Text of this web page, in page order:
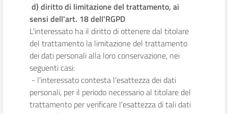
d) diritto di limitazione del trattamento, ai
sensi dell'art. 18 dell'RGPD
L'interessato ha il diritto di ottenere dal titolare
del trattamento la limitazione del trattamento
dei dati personali alla loro conservazione, nei
seguenti casi:
- l'interessato contesta l'esattezza dei dati
personali, per il periodo necessario al titolare del
trattamento per verificare l'esattezza di tali dati